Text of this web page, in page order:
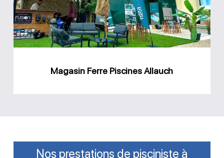
Magasin Ferre Piscines Allauch
Nos prestations de pisciniste à